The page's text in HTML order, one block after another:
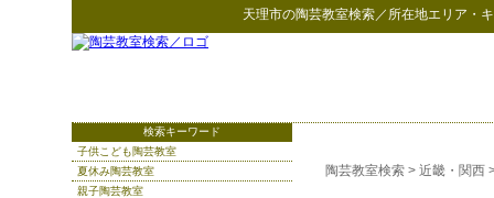
天理市の陶芸教室検索／所在地エリア・
陶芸教室検索 > 近畿・関西
検索キーワード
子供こども陶芸教室
夏休み陶芸教室
親子陶芸教室